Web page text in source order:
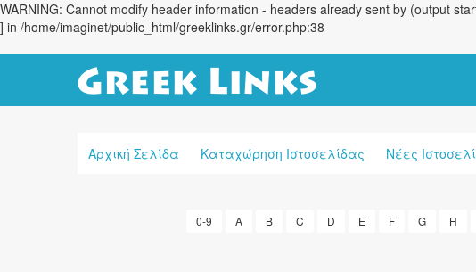
WARNING: Cannot modify header information - headers already sent by (output
] in /home/imaginet/public_html/greeklinks.gr/error.php:38
Αρχική Σελίδα Καταχώρηση Ιστοσελίδας Νέες
0-9 A B C D E F G H